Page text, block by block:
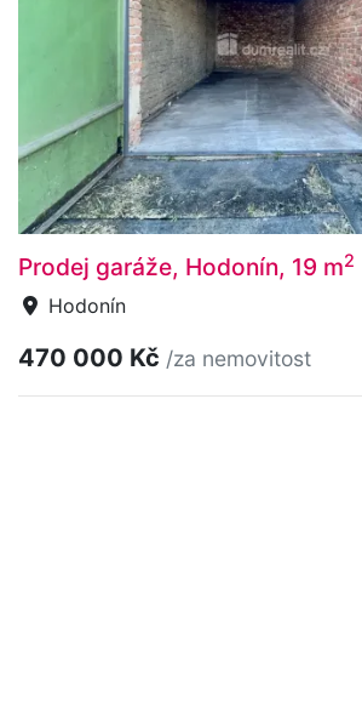
Prodej garáže, Hodonín, 19 m2
Hodonín
470 000 Kč /za nemovitost